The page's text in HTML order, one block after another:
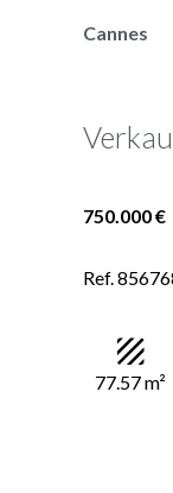
Cannes
750.000 €
Ref.
77.57 m²